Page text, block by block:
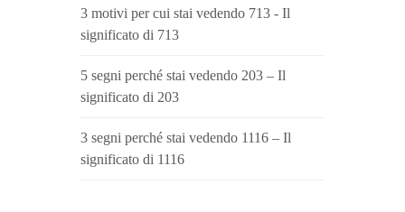
3 motivi per cui stai vedendo 713 - Il
significato di 713
5 segni perché stai vedendo 203 – Il
significato di 203
3 segni perché stai vedendo 1116 – Il
significato di 1116